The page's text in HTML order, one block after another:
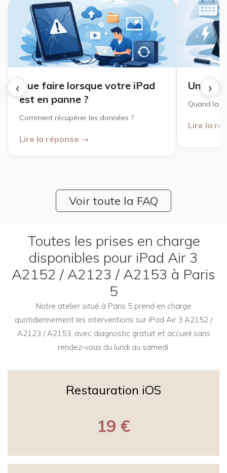
‹ ›
Que faire lorsque votre iPad
est en panne ?
Comment récupérer les données ?
Lire la réponse →
Une
Quand la
Lire la
Voir toute la FAQ
Toutes les prises en charge
disponibles pour iPad Air 3
A2152 / A2123 / A2153 à Paris
5
Notre atelier situé à Paris 5 prend en charge
quotidiennement les interventions sur iPad Air 3 A2152 /
A2123 / A2153, avec diagnostic gratuit et accueil sans
rendez-vous du lundi au samedi.
Restauration iOS
19 €